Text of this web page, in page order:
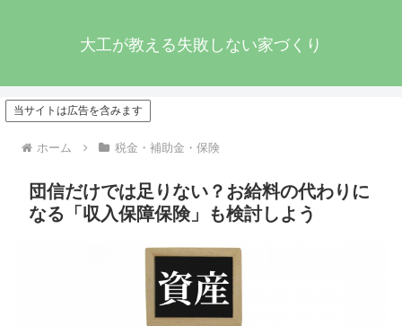
大工が教える失敗しない家づくり
当サイトは広告を含みます
ホーム 税金・補助金・保険
団信だけでは足りない？お給料の代わりに
なる「収入保障保険」も検討しよう